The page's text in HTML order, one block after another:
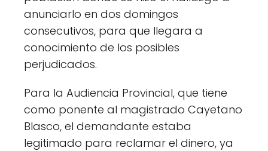
anunciarlo en dos domingos
consecutivos, para que llegara a
conocimiento de los posibles
perjudicados.
Para la Audiencia Provincial, que tiene
como ponente al magistrado Cayetano
Blasco, el demandante estaba
legitimado para reclamar el dinero, ya